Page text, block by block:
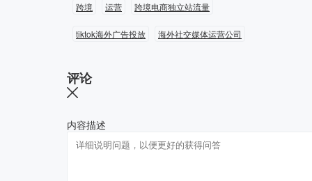
跨境 运营 跨境电商独立站流量
tiktok海外广告投放 海外社交媒体运营公司
评论
内容描述